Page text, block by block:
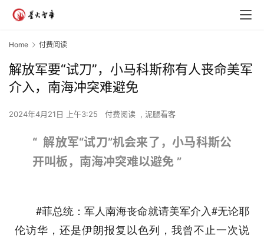
Home 付费阅读
解放军要“试刀”，小马科斯称有人丧命美军
介入，南海冲突难避免
2024年4月21日 上午3:25 付费阅读 , 泥腿看客
“ 解放军“试刀”机会来了，小马科斯公
开叫板，南海冲突难以避免 ”
#菲总统：军人南海丧命就请美军介入#无论耶
伦访华，还是伊朗报复以色列，我曾不止一次说